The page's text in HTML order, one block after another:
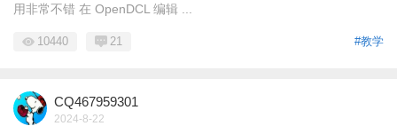
用非常不错 在 OpenDCL 编辑 ...
#教学
10440 21
CQ467959301
2024-8-22